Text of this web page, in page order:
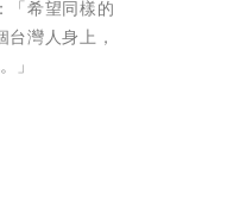
「希望同樣的
灣人身上，
」